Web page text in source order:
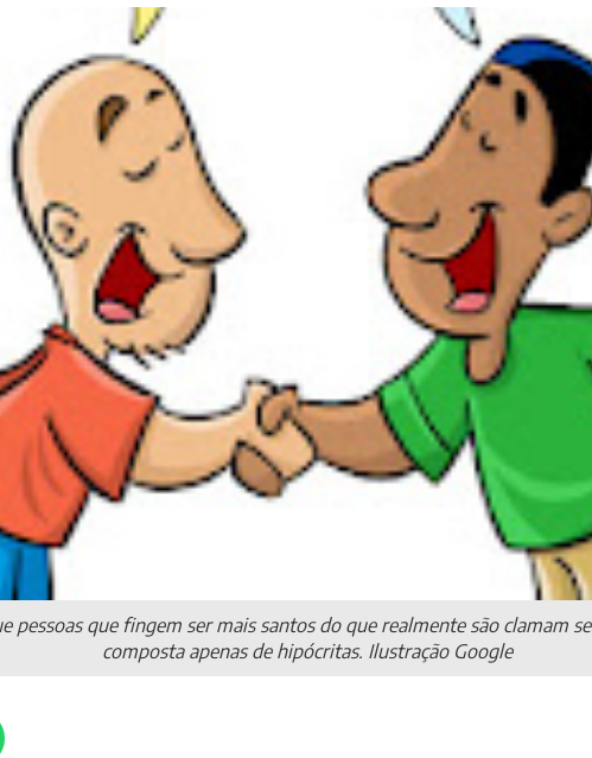
pessoas que fingem ser mais santos do que realmente são clamam
composta apenas de hipócritas. Ilustração Google